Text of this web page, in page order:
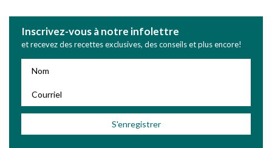
Inscrivez-vous à notre infolettre
et recevez des recettes exclusives, des conseils et plus encore!